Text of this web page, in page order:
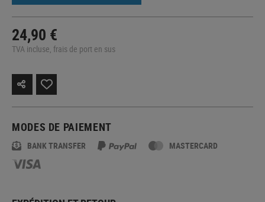
24,90 €
TVA incluse, frais de port en sus
MODES DE PAIEMENT
BANK TRANSFER MASTERCARD